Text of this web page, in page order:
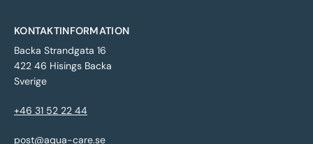
KONTAKTINFORMATION
Backa Strandgata 16
422 46 Hisings Backa
Sverige
+46 31 52 22 44
post@aqua-care.se